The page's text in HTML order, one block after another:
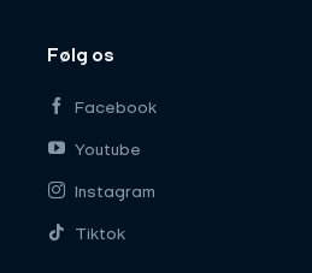
Følg os
Facebook
Youtube
Instagram
Tiktok